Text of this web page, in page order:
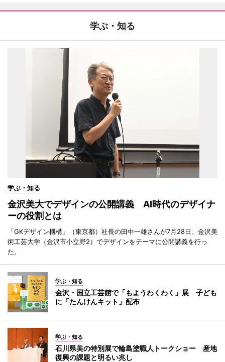
学ぶ・知る
学ぶ・知る
金沢美大でデザインの公開講義 AI時代のデザイナ
ーの役割とは
「GKデザイン機構」（東京都）社長の田中一雄さんが7月28日、金沢美
術工芸大学（金沢市小立野2）でデザインをテーマに公開講義を行っ
た。
学ぶ・知る
金沢・国立工芸館で「もようわくわく」展 子ども
に「たんけんキット」配布
学ぶ・知る
石川県美の特別展で輪島塗職人トークショー 産地
復興の課題と明るい兆し